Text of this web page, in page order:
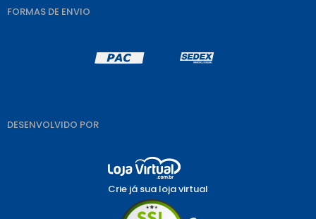
FORMAS DE ENVIO
DESENVOLVIDO POR
Crie já sua loja virtual